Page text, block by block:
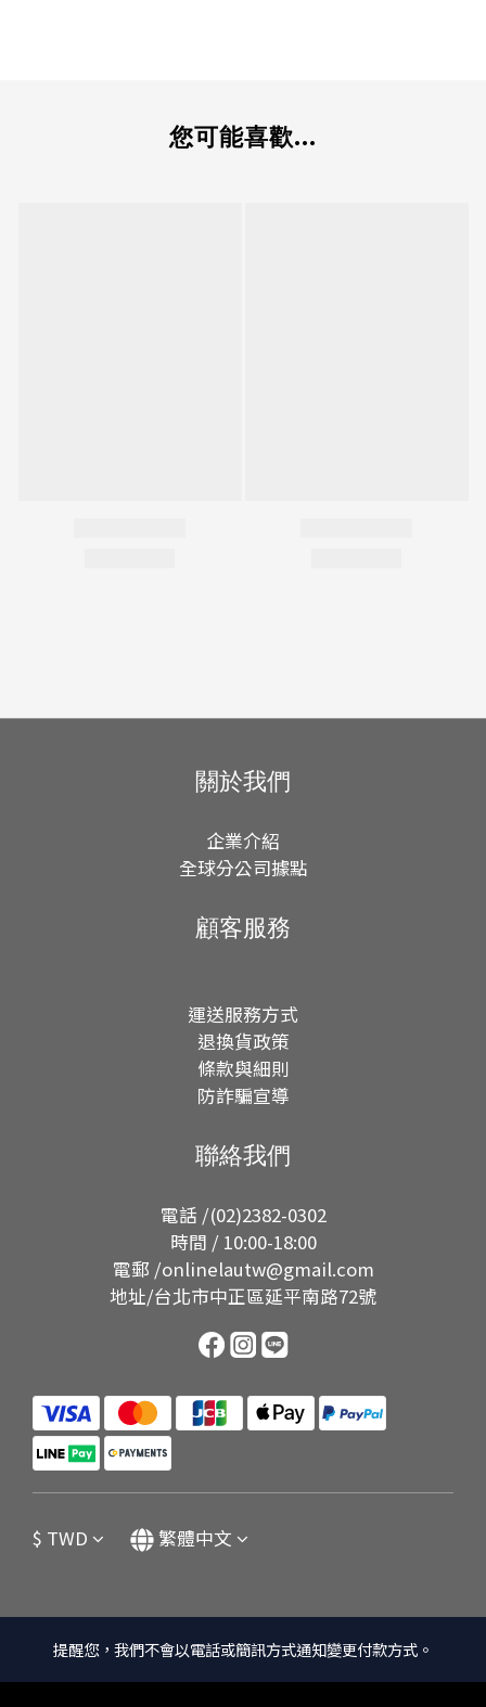
您可能喜歡...
關於我們
企業介紹
全球分公司據點
顧客服務
運送服務方式
退換貨政策
條款與細則
防詐騙宣導
聯絡我們
電話 /(02)2382-0302
時間 / 10:00-18:00
電郵 /onlinelautw@gmail.com
地址/台北市中正區延平南路72號
$ TWD 繁體中文
提醒您，我們不會以電話或簡訊方式通知變更付款方式。